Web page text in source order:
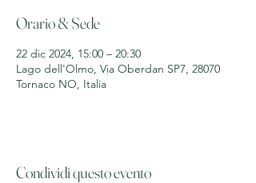
Orario & Sede
22 dic 2024, 15:00 – 20:30
Lago dell'Olmo, Via Oberdan SP7, 28070
Tornaco NO, Italia
Condividi questo evento